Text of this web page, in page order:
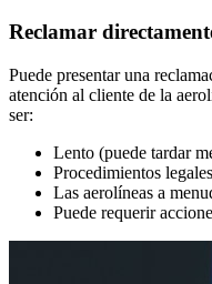
Reclamar
Puede presentar una
atención al cliente de la
ser:
Lento (puede tardar
Procedimientos
Las aerolíneas a
Puede requerir